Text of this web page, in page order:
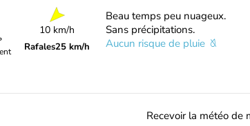
10 km/h
Rafales25 km/h
Beau temps peu nuageux.
Sans précipitations.
Aucun risque de pluie
Recevoir la météo de